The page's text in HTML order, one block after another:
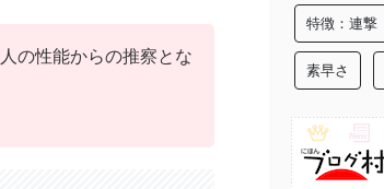
の性能からの推察とな
特徴：連撃
素早さ